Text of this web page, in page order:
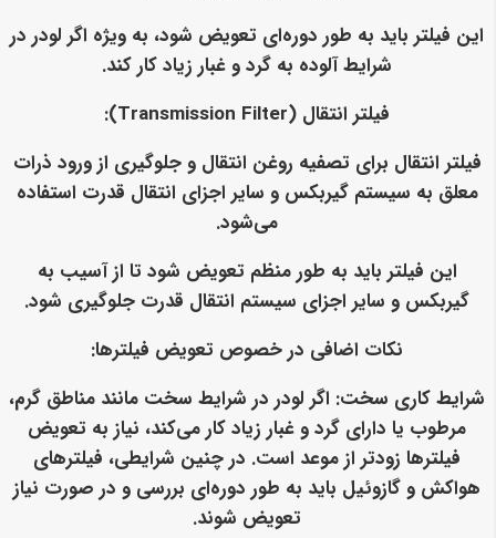
این فیلتر باید به طور دوره‌ای تعویض شود، به ویژه اگر لودر در
شرایط آلوده به گرد و غبار زیاد کار کند.
فیلتر انتقال (Transmission Filter):
فیلتر انتقال برای تصفیه روغن انتقال و جلوگیری از ورود ذرات
معلق به سیستم گیربکس و سایر اجزای انتقال قدرت استفاده
می‌شود.
این فیلتر باید به طور منظم تعویض شود تا از آسیب به
گیربکس و سایر اجزای سیستم انتقال قدرت جلوگیری شود.
نکات اضافی در خصوص تعویض فیلترها:
شرایط کاری سخت: اگر لودر در شرایط سخت مانند مناطق گرم،
مرطوب یا دارای گرد و غبار زیاد کار می‌کند، نیاز به تعویض
فیلترها زودتر از موعد است. در چنین شرایطی، فیلترهای
هواکش و گازوئیل باید به طور دوره‌ای بررسی و در صورت نیاز
تعویض شوند.